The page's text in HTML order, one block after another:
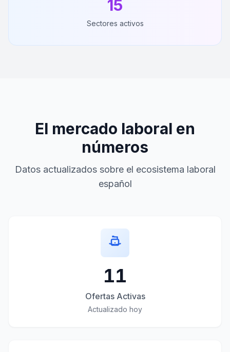
15
Sectores activos
El mercado laboral en
números
Datos actualizados sobre el ecosistema laboral
español
11
Ofertas Activas
Actualizado hoy